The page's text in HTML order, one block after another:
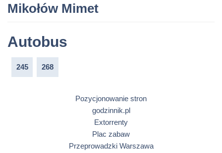
Mikołów Mimet
Autobus
245 268
Pozycjonowanie stron
godzinnik.pl
Extorrenty
Plac zabaw
Przeprowadzki Warszawa